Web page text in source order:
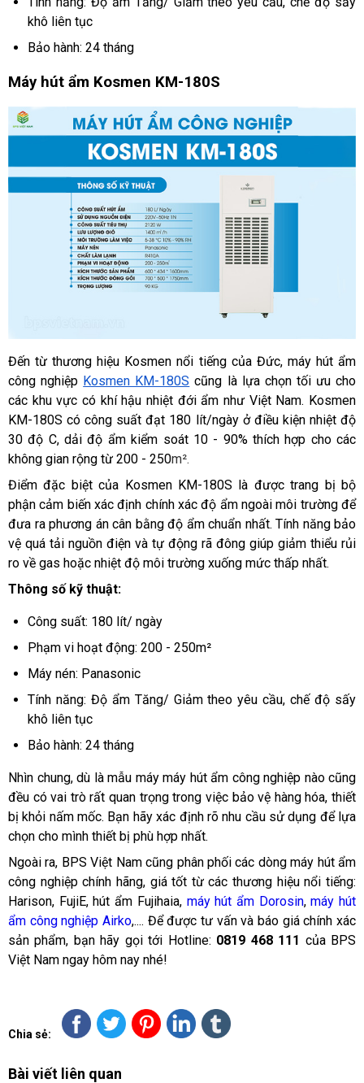
khô liên tục
Bảo hành: 24 tháng
Máy hút ẩm Kosmen KM-180S
Đến từ thương hiệu Kosmen nổi tiếng của Đức, máy hút ẩm
công nghiệp Kosmen KM-180S cũng là lựa chọn tối ưu cho
các khu vực có khí hậu nhiệt đới ẩm như Việt Nam. Kosmen
KM-180S có công suất đạt 180 lít/ngày ở điều kiện nhiệt độ
30 độ C, dải độ ẩm kiểm soát 10 - 90% thích hợp cho các
không gian rộng từ 200 - 250m².
Điểm đặc biệt của Kosmen KM-180S là được trang bị bộ
phận cảm biến xác định chính xác độ ẩm ngoài môi trường để
đưa ra phương án cân bằng độ ẩm chuẩn nhất. Tính năng bảo
vệ quá tải nguồn điện và tự động rã đông giúp giảm thiểu rủi
ro về gas hoặc nhiệt độ môi trường xuống mức thấp nhất.
Thông số kỹ thuật:
Công suất: 180 lít/ ngày
Phạm vi hoạt động: 200 - 250m²
Máy nén: Panasonic
Tính năng: Độ ẩm Tăng/ Giảm theo yêu cầu, chế độ sấy
khô liên tục
Bảo hành: 24 tháng
Nhìn chung, dù là mẫu máy máy hút ẩm công nghiệp nào cũng
đều có vai trò rất quan trọng trong việc bảo vệ hàng hóa, thiết
bị khỏi nấm mốc. Bạn hãy xác định rõ nhu cầu sử dụng để lựa
chọn cho mình thiết bị phù hợp nhất.
Ngoài ra, BPS Việt Nam cũng phân phối các dòng máy hút ẩm
công nghiệp chính hãng, giá tốt từ các thương hiệu nổi tiếng:
Harison, FujiE, hút ẩm Fujihaia, máy hút ẩm Dorosin, máy hút
ẩm công nghiệp Airko,.... Để được tư vấn và báo giá chính xác
sản phẩm, bạn hãy gọi tới Hotline: 0819 468 111 của BPS
Việt Nam ngay hôm nay nhé!
Chia sẻ:
Bài viết liên quan